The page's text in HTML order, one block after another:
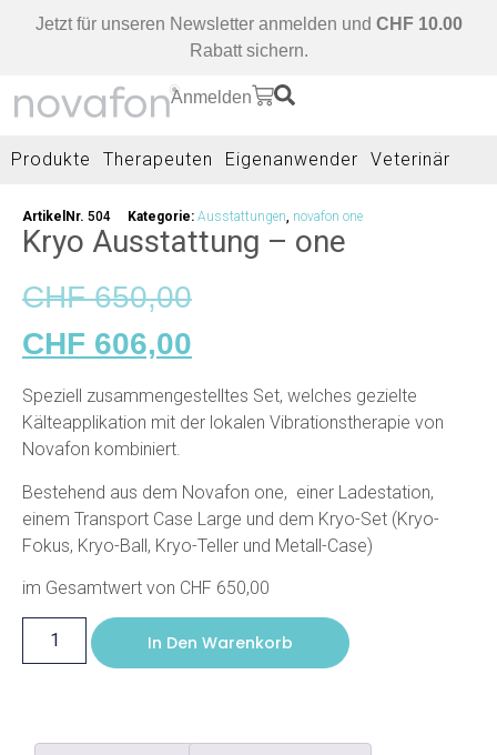
Jetzt für unseren Newsletter anmelden und CHF 10.00
Rabatt sichern.
Anmelden
Produkte Therapeuten Eigenanwender Veterinär
ArtikelNr. 504 Kategorie: Ausstattungen, novafon one
Kryo Ausstattung – one
CHF650,00
CHF 606,00
Speziell zusammengestelltes Set, welches gezielte
Kälteapplikation mit der lokalen Vibrationstherapie von
Novafon kombiniert.
Bestehend aus dem Novafon one, einer Ladestation,
einem Transport Case Large und dem Kryo-Set (Kryo-
Fokus, Kryo-Ball, Kryo-Teller und Metall-Case)
im Gesamtwert von CHF 650,00
In Den Warenkorb